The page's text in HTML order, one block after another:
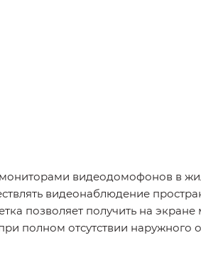
видеодомофонов в
видеонаблюдение
позволяет получить на экране
полном отсутствии наружного